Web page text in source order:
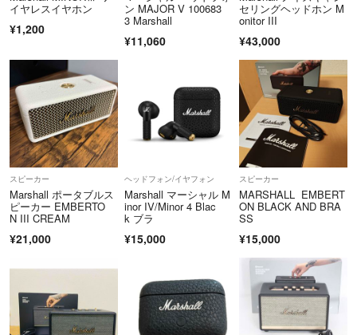
イヤレスイヤホン
¥1,200
ン MAJOR V 100683
3 Marshall
¥11,060
セリングヘッドホン M
onitor III
¥43,000
スピーカー
Marshall ポータブルス
ピーカー EMBERTO
N III CREAM
¥21,000
ヘッドフォン/イヤフォン
Marshall マーシャル M
inor IV/Minor 4 Blac
k ブラ
¥15,000
スピーカー
MARSHALL EMBERT
ON BLACK AND BRA
SS
¥15,000